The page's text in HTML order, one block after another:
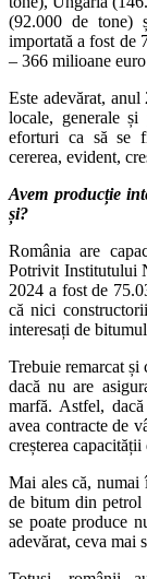
(92.000 de tone)
importată a fost de
– 366 milioane
Este adevărat,
locale, generale și
eforturi ca să se
cererea, evident,
Avem producție
și?
România are
Potrivit Institutului
2024 a fost de
că nici
interesați de
Trebuie remarcat și
dacă nu are
marfă. Astfel,
avea contracte de
creșterea
Mai ales că,
de bitum din petrol
se poate produce
adevărat, ceva mai